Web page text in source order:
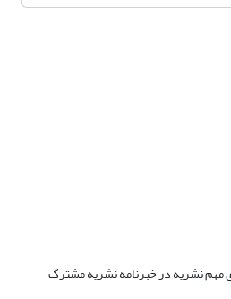
مهم نشریه در خبرنامه نشریه مشترک